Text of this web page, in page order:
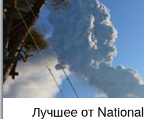
Лучшее от